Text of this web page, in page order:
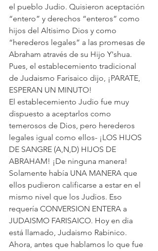
el pueblo Judio. Quisieron aceptación
“entero” y derechos “enteros” como
hijos del Altisimo Dios y como
“herederos legales” a las promesas de
Abraham através de su Hijo Y'shua.
Pues, el establecemiento tradicional
de Judaismo Farisaico dijo, ¡PARATE,
ESPERAN UN MINUTO!
El establecemiento Judio fue muy
dispuesto a aceptarlos como
temerosos de Dios, pero herederos
legales igual como ellos- ¡LOS HIJOS
DE SANGRE (A,N,D) HIJOS DE
ABRAHAM! ¡De ninguna manera!
Solamente había UNA MANERA que
ellos pudieron calificarse a estar en el
mismo nivel que los Judios. Eso
requería CONVERSION ENTERA a
JUDAISMO FARISAICO. Hoy en dia
está llamado, Judaismo Rabinico.
Ahora, antes que hablamos lo que fue